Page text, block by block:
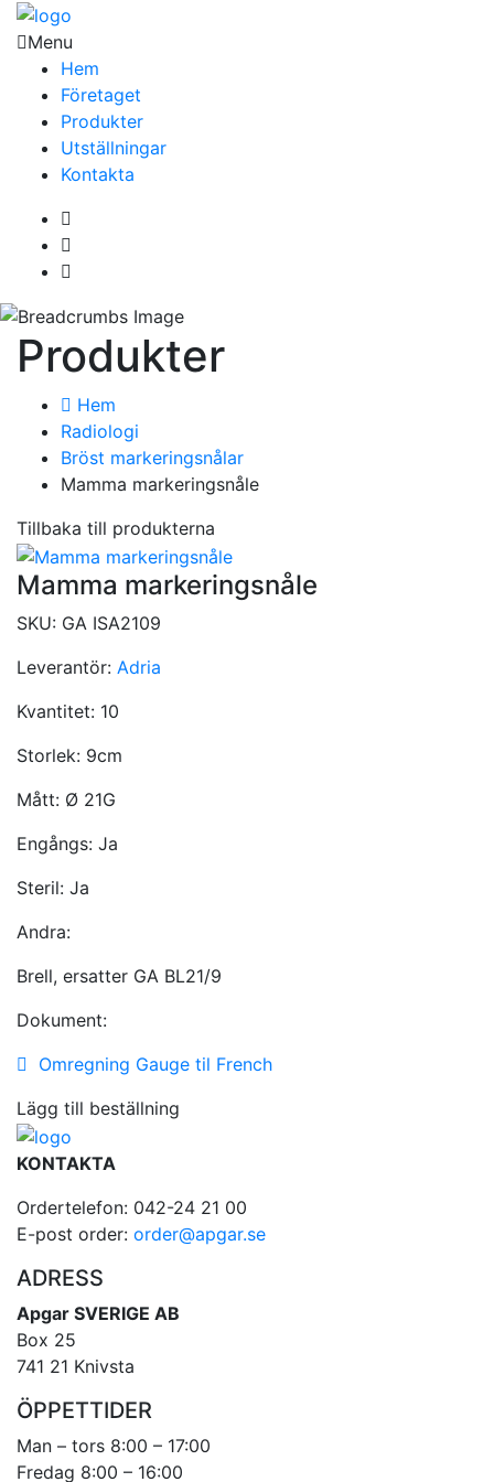
Menu
Hem
Företaget
Produkter
Utställningar
Kontakta
Produkter
Hem
Radiologi
Bröst markeringsnålar
Mamma markeringsnåle
Tillbaka till produkterna
Mamma markeringsnåle
SKU: GA ISA2109
Leverantör: Adria
Kvantitet: 10
Storlek: 9cm
Mått: Ø 21G
Engångs: Ja
Steril: Ja
Andra:
Brell, ersatter GA BL21/9
Dokument:
Omregning Gauge til French
Lägg till beställning
KONTAKTA
Ordertelefon: 042-24 21 00
E-post order: order@apgar.se
ADRESS
Apgar SVERIGE AB
Box 25
741 21 Knivsta
ÖPPETTIDER
Man – tors 8:00 – 17:00
Fredag 8:00 – 16:00